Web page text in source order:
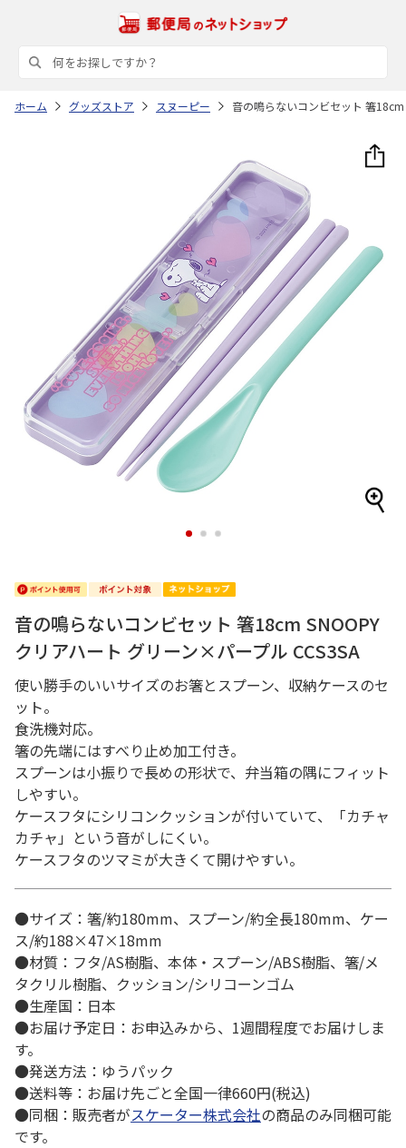
ホーム グッズストア スヌーピー 音の鳴らないコンビセット 箸
1 2 3
音の鳴らないコンビセット 箸18cm SNOOPY
クリアハート グリーン×パープル CCS3SA
使い勝手のいいサイズのお箸とスプーン、収納ケースのセ
ット。
食洗機対応。
箸の先端にはすべり止め加工付き。
スプーンは小振りで長めの形状で、弁当箱の隅にフィット
しやすい。
ケースフタにシリコンクッションが付いていて、「カチャ
カチャ」という音がしにくい。
ケースフタのツマミが大きくて開けやすい。
●サイズ：箸/約180mm、スプーン/約全長180mm、ケー
ス/約188×47×18mm
●材質：フタ/AS樹脂、本体・スプーン/ABS樹脂、箸/メ
タクリル樹脂、クッション/シリコーンゴム
●生産国：日本
●お届け予定日：お申込みから、1週間程度でお届けしま
す。
●発送方法：ゆうパック
●送料等：お届け先ごと全国一律660円(税込)
●同梱：販売者がスケーター株式会社の商品のみ同梱可能
です。